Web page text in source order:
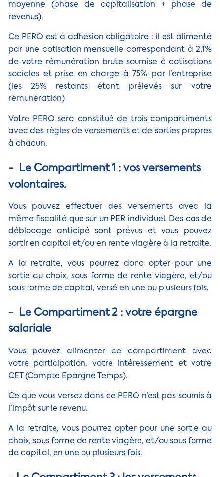
moyenne (phase de capitalisation + phase de
revenus).
Ce PERO est à adhésion obligatoire : il est alimenté
par une cotisation mensuelle correspondant à 2,1%
de votre rémunération brute soumise à cotisations
sociales et prise en charge à 75% par l’entreprise
(les 25% restants étant prélevés sur votre
rémunération)
Votre PERO sera constitué de trois compartiments
avec des règles de versements et de sorties propres
à chacun.
- Le Compartiment 1 : vos versements
volontaires.
Vous pouvez effectuer des versements avec la
même fiscalité que sur un PER individuel. Des cas de
déblocage anticipé sont prévus et vous pouvez
sortir en capital et/ou en rente viagère à la retraite.
A la retraite, vous pourrez donc opter pour une
sortie au choix, sous forme de rente viagère, et/ou
sous forme de capital, versé en une ou plusieurs fois.
- Le Compartiment 2 : votre épargne
salariale
Vous pouvez alimenter ce compartiment avec
votre participation, votre intéressement et votre
CET (Compte Epargne Temps).
Ce que vous versez dans ce PERO n’est pas soumis à
l’impôt sur le revenu.
A la retraite, vous pourrez opter pour une sortie au
choix, sous forme de rente viagère, et/ou sous forme
de capital, en une ou plusieurs fois.